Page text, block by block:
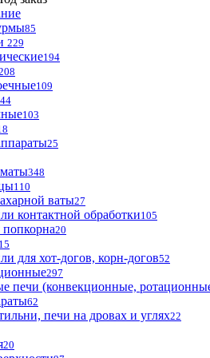
85
229
194
109
44
103
25
348
110
ваты27
контактной обработки105
20
для хот-догов, корн-догов52
297
печи (конвекционные,
62
печи на дровах и углях22
20